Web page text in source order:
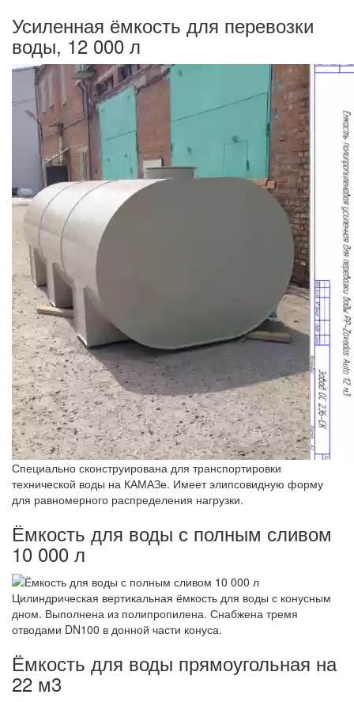
Усиленная ёмкость для перевозки
воды, 12 000 л
Специально сконструирована для транспортировки
технической воды на КАМАЗе. Имеет элипсовидную форму
для равномерного распределения нагрузки.
Ёмкость для воды с полным сливом
10 000 л
Цилиндрическая вертикальная ёмкость для воды с конусным
дном. Выполнена из полипропилена. Снабжена тремя
отводами DN100 в донной части конуса.
Ёмкость для воды прямоугольная на
22 м3